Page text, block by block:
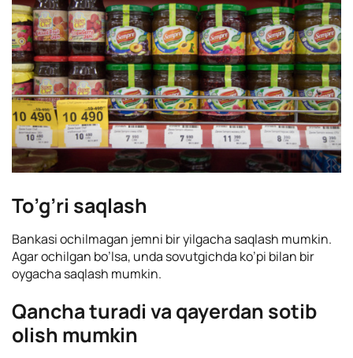
To’g’ri saqlash
Bankasi ochilmagan jemni bir yilgacha saqlash mumkin.
Agar ochilgan bo’lsa, unda sovutgichda ko’pi bilan bir
oygacha saqlash mumkin.
Qancha turadi va qayerdan sotib
olish mumkin